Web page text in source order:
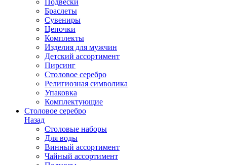
Браслеты
Сувениры
Цепочки
Комплекты
Изделия для мужчин
Детский ассортимент
Пирсинг
Столовое серебро
Религиозная символика
Упаковка
Комплектующие
Столовое серебро
Назад
Столовые наборы
Для воды
Винный ассортимент
Чайный ассортимент